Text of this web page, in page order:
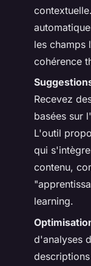
les champs
cohérence
Recevez
basées sur
L'outil
qui
contenu,
learning.
d'analyses